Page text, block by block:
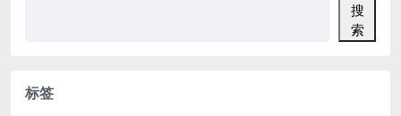
搜
索
标签